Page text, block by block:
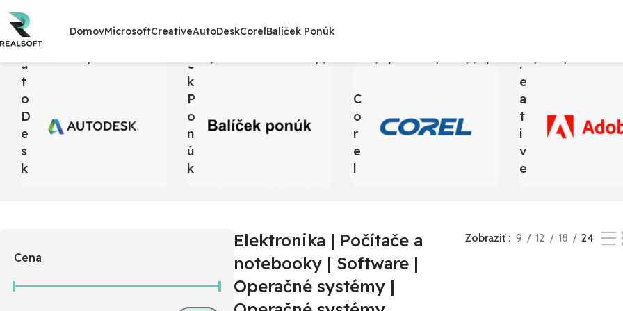
DomovMicrosoftCreativeAutoDeskCorelBalíček Ponúk
A
U
T
O
D
E
S
K
Í
E
K
P
O
N
Ú
K
C
O
R
E
L
R
E
A
T
I
V
E
Cena
Elektronika | Počítače a
notebooky | Software |
Operačné systémy |
Zobraziť 9 12 18 24